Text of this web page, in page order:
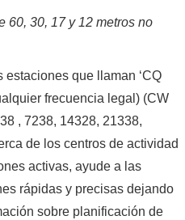
60, 30, 17 y 12 metros no
que llaman ‘CQ
frecuencia legal) (CW
, 7238, 14328, 21338,
de los centros de actividad
activas, ayude a las
rápidas y precisas dejando
sobre planificación de